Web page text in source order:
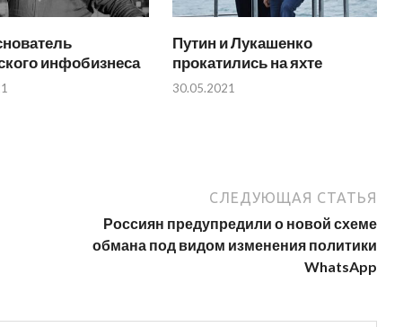
инфобизнеса
Путин и Лукашенко
прокатились на яхте
30.05.2021
СЛЕДУЮЩАЯ СТАТЬЯ
Россиян предупредили о новой схеме
обмана под видом изменения политики
WhatsApp